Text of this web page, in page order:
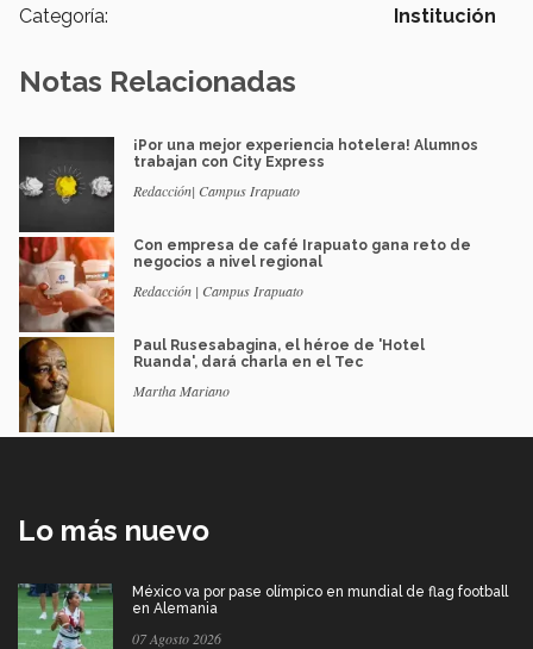
Categoría: Institución
Notas Relacionadas
¡Por una mejor experiencia hotelera! Alumnos
trabajan con City Express
Redacción| Campus Irapuato
Con empresa de café Irapuato gana reto de
negocios a nivel regional
Redacción | Campus Irapuato
Paul Rusesabagina, el héroe de 'Hotel
Ruanda', dará charla en el Tec
Martha Mariano
Lo más nuevo
México va por pase olímpico en mundial de flag football
en Alemania
07 Agosto 2026